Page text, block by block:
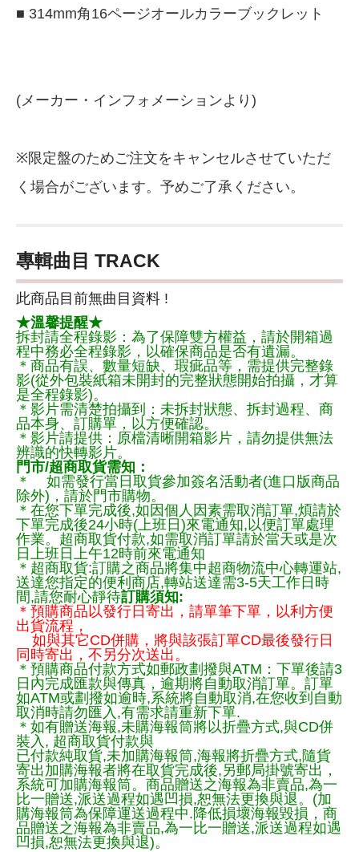
■ 314mm角16ページオールカラーブックレット
(メーカー・インフォメーションより)
※限定盤のためご注文をキャンセルさせていただ
く場合がございます。予めご了承ください。
專輯曲目 TRACK
此商品目前無曲目資料 !
★溫馨提醒★
拆封請全程錄影：為了保障雙方權益，請於開箱過
程中務必全程錄影，以確保商品是否有遺漏。
＊商品有誤、數量短缺、瑕疵品等，需提供完整錄
影(從外包裝紙箱未開封的完整狀態開始拍攝，才算
是全程錄影)。
＊影片需清楚拍攝到：未拆封狀態、拆封過程、商
品本身、訂購單，以方便確認。
＊影片請提供：原檔清晰開箱影片，請勿提供無法
辨識的快轉影片。
門市/超商取貨需知：
＊ 如需發行當日取貨參加簽名活動者(進口版商品
除外)，請於門市購物。
＊在您下單完成後,如因個人因素需取消訂單,煩請於
下單完成後24小時(上班日)來電通知,以便訂單處理
作業。超商取貨付款,如需取消訂單請於當天或是次
日上班日上午12時前來電通知
＊超商取貨:訂購之商品將集中超商物流中心轉運站,
送達您指定的便利商店,轉站送達需3-5天工作日時
間,請您耐心靜待訂購須知:
＊預購商品以發行日寄出，請單筆下單，以利方便
出貨流程，
如與其它CD併購，將與該張訂單CD最後發行日
同時寄出，不另分次送出。
＊預購商品付款方式如郵政劃撥與ATM：下單後請3
日內完成匯款與傳真，逾期將自動取消訂單。訂單
如ATM或劃撥如逾時,系統將自動取消,在您收到自動
取消時請勿匯入,有需求請重新下單.
＊如有贈送海報,未購海報筒將以折疊方式,與CD併
裝入, 超商取貨付款與
已付款純取貨,未加購海報筒,海報將折疊方式,隨貨
寄出加購海報者將在取貨完成後,另郵局掛號寄出，
系統可加購海報筒。商品贈送之海報為非賣品,為一
比一贈送,派送過程如遇凹損,恕無法更換與退。(加
購海報筒為保障運送過程中.降低損壞海報毀損，商
品贈送之海報為非賣品,為一比一贈送,派送過程如遇
凹損,恕無法更換與退)。